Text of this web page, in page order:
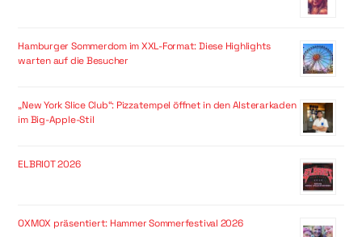
Hamburger Sommerdom im XXL-Format: Diese Highlights
warten auf die Besucher
„New York Slice Club“: Pizzatempel öffnet in den Alsterarkaden
im Big-Apple-Stil
ELBRIOT 2026
OXMOX präsentiert: Hammer Sommerfestival 2026